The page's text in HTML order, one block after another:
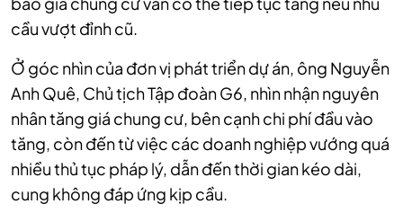
cầu vượt đỉnh cũ.
Ở góc nhìn của đơn vị phát triển dự án, ông Nguyễn
Anh Quê, Chủ tịch Tập đoàn G6, nhìn nhận nguyên
nhân tăng giá chung cư, bên cạnh chi phí đầu vào
tăng, còn đến từ việc các doanh nghiệp vướng quá
nhiều thủ tục pháp lý, dẫn đến thời gian kéo dài,
cung không đáp ứng kịp cầu.